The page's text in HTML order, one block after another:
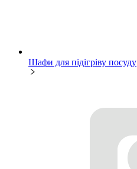
Шафи для підігріву посуду